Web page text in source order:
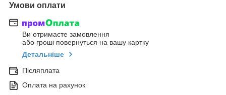
Умови оплати
Ви отримаєте замовлення
або гроші повернуться на вашу картку
Детальніше
Післяплата
Оплата на рахунок